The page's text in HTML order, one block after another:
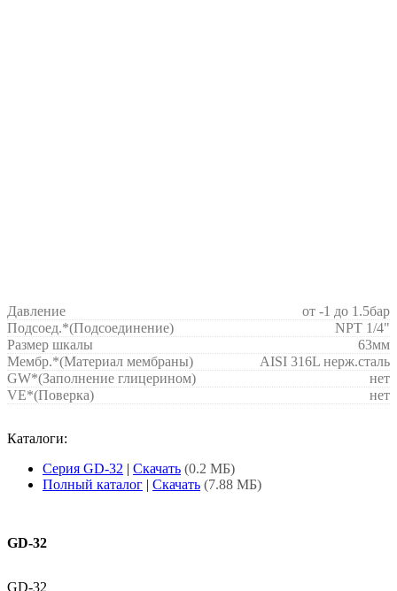
Давление
от -1 до 1.5бар
Подсоед.*(Подсоединение)
NPT 1/4"
Размер шкалы
63мм
Мембр.*(Материал мембраны)
AISI 316L нерж.сталь
GW*(Заполнение глицерином)
нет
VE*(Поверка) нет
Каталоги:
Серия GD-32 | Скачать (0.2 МБ)
Полный каталог | Скачать (7.88 МБ)
GD-32
GD-32